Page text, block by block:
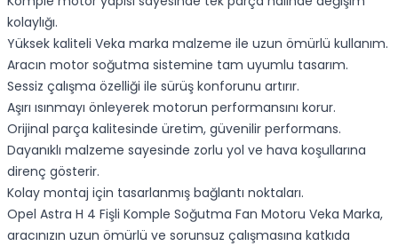
kolaylığı.
Yüksek kaliteli Veka marka malzeme ile uzun ömürlü kullanım.
Aracın motor soğutma sistemine tam uyumlu tasarım.
Sessiz çalışma özelliği ile sürüş konforunu artırır.
Aşırı ısınmayı önleyerek motorun performansını korur.
Orijinal parça kalitesinde üretim, güvenilir performans.
Dayanıklı malzeme sayesinde zorlu yol ve hava koşullarına
direnç gösterir.
Kolay montaj için tasarlanmış bağlantı noktaları.
Opel Astra H 4 Fişli Komple Soğutma Fan Motoru Veka Marka,
aracınızın uzun ömürlü ve sorunsuz çalışmasına katkıda